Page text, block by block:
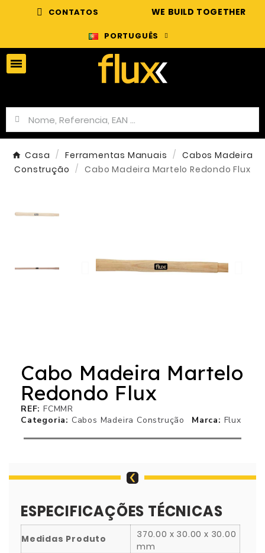
CONTATOS WE BUILD TOGETHER
PORTUGUÊS
Casa Ferramentas Manuais
Cabos Madeira
Construção
Cabo Madeira Martelo Redondo Flux
Cabo Madeira Martelo
Redondo Flux
REF FCMMR
Categoria
Cabos Madeira Construção Marca Flux
ESPECIFICAÇÕES TÉCNICAS
Medidas Produto
370.00 x 30.00 x 30.00
mm